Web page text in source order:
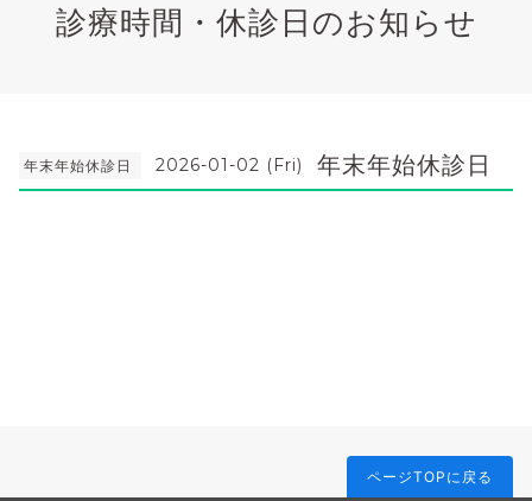
診療時間・休診日のお知らせ
年末年始休診日 2026-01-02 (Fri) 年末年始休診日
ページTOPに戻る